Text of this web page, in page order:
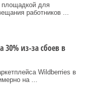
площадкой для
работников ...
из-за сбоев в
Wildberries в
на ...